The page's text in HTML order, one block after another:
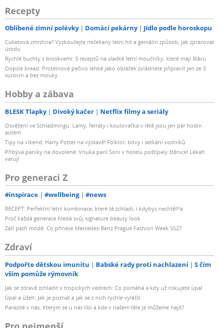
Recepty
Oblíbené zimní polévky Domácí pekárny Jídlo podle horoskopu
Cuketová zmrzlina? Vyzkoušejte nečekaný letní hit a geniální způsob, jak zpracovat
úrodu
Rychlé buchty s broskvemi: 5 receptů na sladké letní moučníky, které mají šťávu
Oopsie bread: Proteinové pečivo lehké jako obláček zvládnete připravit jen ze 3
surovin a bez mouky
Hobby a zábava
BLESK Tlapky Divoký kačer Netflix filmy a seriály
Osvěžení ve Schladmingu: Lamy, ferraty i koulovačka v létě jsou jen pár hodin
autem
Tipy na víkend: Harry Potter na výstavě! Folklor, bitvy i setkání vodníků
Přibývá paniky na dovolené: Vnuka paní Soni v hotelu poštípaly štěnice! Lékaři
varují
Pro generaci Z
#inspirace #wellbeing #news
RECEPT: Perfektní letní kombinace, které tě zchladí, i kdybys nechtěl*a
Proč každá generace hledá svůj signature beauty look
Září patří módě: Co přinese Mercedes-Benz Prague Fashion Week SS27
Zdraví
Podpořte dětskou imunitu Babské rady proti nachlazení
S čím
vším pomůže rýmovník
Jak se zdravě zchladit v tropických vedrech: Co pomáhá a kdy už riskujete úpal
Úpal a úžeh: Jak je poznat a jak se z nich rychle vyléčit
Parazité v nás: Kterým se u nás líbí a kde v našem těle je můžeme najít?